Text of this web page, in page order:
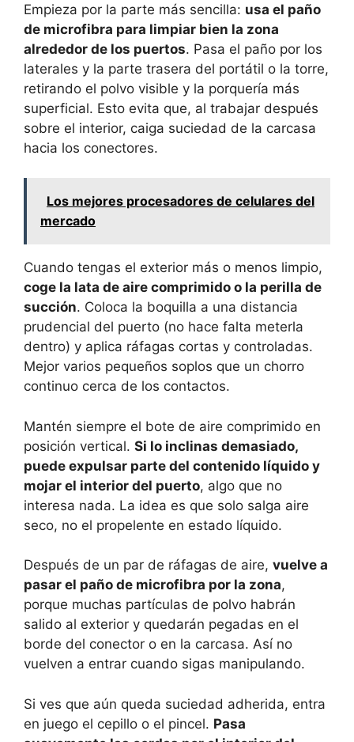
Empieza por la parte más sencilla: usa el paño
de microfibra para limpiar bien la zona
alrededor de los puertos. Pasa el paño por los
laterales y la parte trasera del portátil o la torre,
retirando el polvo visible y la porquería más
superficial. Esto evita que, al trabajar después
sobre el interior, caiga suciedad de la carcasa
hacia los conectores.
Los mejores procesadores de celulares del
mercado
Cuando tengas el exterior más o menos limpio,
coge la lata de aire comprimido o la perilla de
succión. Coloca la boquilla a una distancia
prudencial del puerto (no hace falta meterla
dentro) y aplica ráfagas cortas y controladas.
Mejor varios pequeños soplos que un chorro
continuo cerca de los contactos.
Mantén siempre el bote de aire comprimido en
posición vertical. Si lo inclinas demasiado,
puede expulsar parte del contenido líquido y
mojar el interior del puerto, algo que no
interesa nada. La idea es que solo salga aire
seco, no el propelente en estado líquido.
Después de un par de ráfagas de aire, vuelve a
pasar el paño de microfibra por la zona,
porque muchas partículas de polvo habrán
salido al exterior y quedarán pegadas en el
borde del conector o en la carcasa. Así no
vuelven a entrar cuando sigas manipulando.
Si ves que aún queda suciedad adherida, entra
en juego el cepillo o el pincel. Pasa